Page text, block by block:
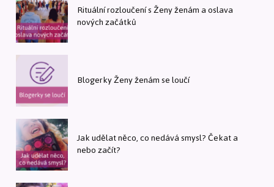
Rituální rozloučení s Ženy ženám a oslava
nových začátků
Blogerky Ženy ženám se loučí
Jak udělat něco, co nedává smysl? Čekat a
nebo začít?